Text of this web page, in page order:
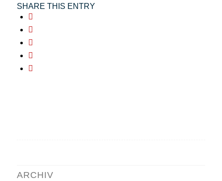
SHARE THIS ENTRY
ARCHIV